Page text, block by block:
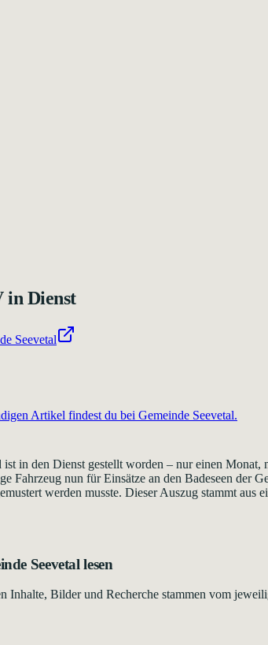
in Dienst
Seevetal
Artikel findest du bei Gemeinde Seevetal.
in den Dienst gestellt worden – nur einen Monat,
Fahrzeug nun für Einsätze an den Badeseen der
werden musste. Dieser Auszug stammt
Seevetal lesen
Bilder und Recherche stammen vom